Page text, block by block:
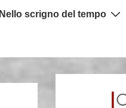
Nello scrigno del tempo